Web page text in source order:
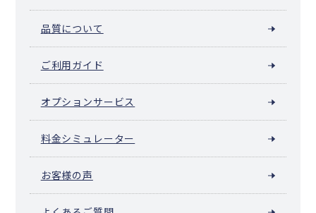
品質について
ご利用ガイド
オプションサービス
料金シミュレーター
お客様の声